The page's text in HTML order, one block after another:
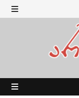
Skip
to MENU